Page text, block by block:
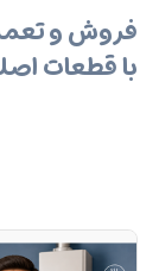
فروش و
با قطعات